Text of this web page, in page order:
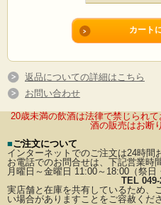
返品についての詳細はこちら
お問い合わせ
20歳未満の飲酒は法律で禁じられ
酒の販売はお断
■ご注文について
インターネットでのご注文は24時間
お電話でのお問合せは、下記営業時
月曜日～金曜日 11:00～18:00（祭
TEL 049-
実店舗と在庫を共有しているため、
い場合がありますことをご容赦くだ